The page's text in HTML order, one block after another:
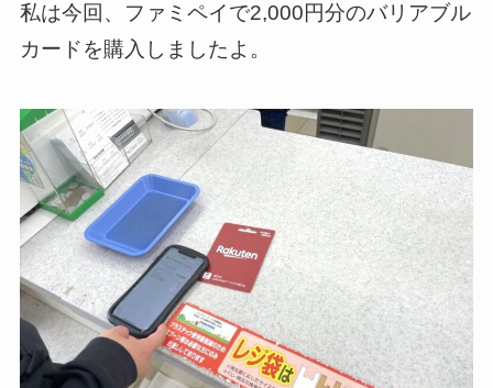
私は今回、ファミペイで2,000円分のバリアブル
カードを購入しましたよ。